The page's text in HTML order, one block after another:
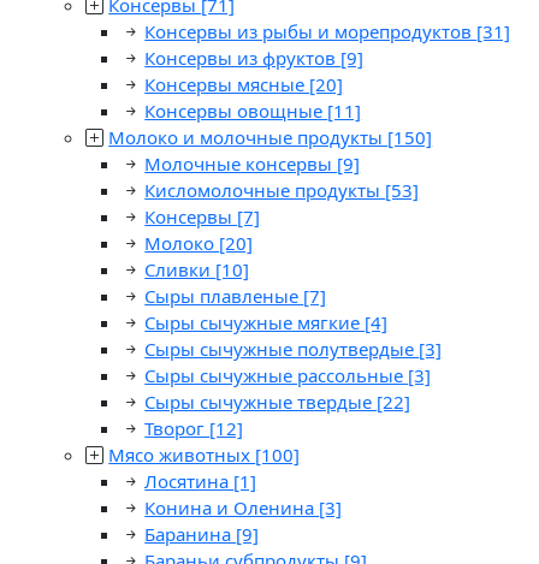
Консервы [71]
Консервы из рыбы и морепродуктов [31]
Консервы из фруктов [9]
Консервы мясные [20]
Консервы овощные [11]
Молоко и молочные продукты [150]
Молочные консервы [9]
Кисломолочные продукты [53]
Консервы [7]
Молоко [20]
Сливки [10]
Сыры плавленые [7]
Сыры сычужные мягкие [4]
Сыры сычужные полутвердые [3]
Сыры сычужные рассольные [3]
Сыры сычужные твердые [22]
Творог [12]
Мясо животных [100]
Лосятина [1]
Конина и Оленина [3]
Баранина [9]